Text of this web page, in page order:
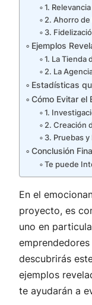
1. Relevancia
2. Ahorro
3.
Ejemplos
1. La Tienda
2. La
Estadísticas
Cómo Evitar el
1.
2. Creación
3. Pruebas
Conclusión
Te puede
En el
proyecto, es
uno en
descubrirás
ejemplos
te ayudarán a